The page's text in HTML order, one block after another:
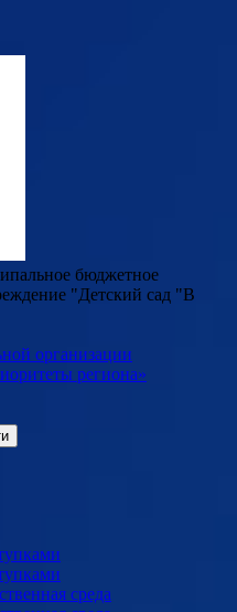
бюджетное
"Детский сад "В
организации
региона»
среда